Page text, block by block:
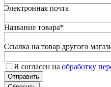
Электронная почта
Название товара*
Ссылка на товар другого
Я согласен на обработку